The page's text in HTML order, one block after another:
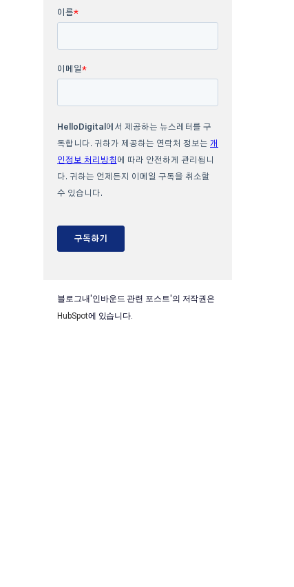
블로그내'인바운드 관련 포스트'의 저작권은
HubSpot에 있습니다.